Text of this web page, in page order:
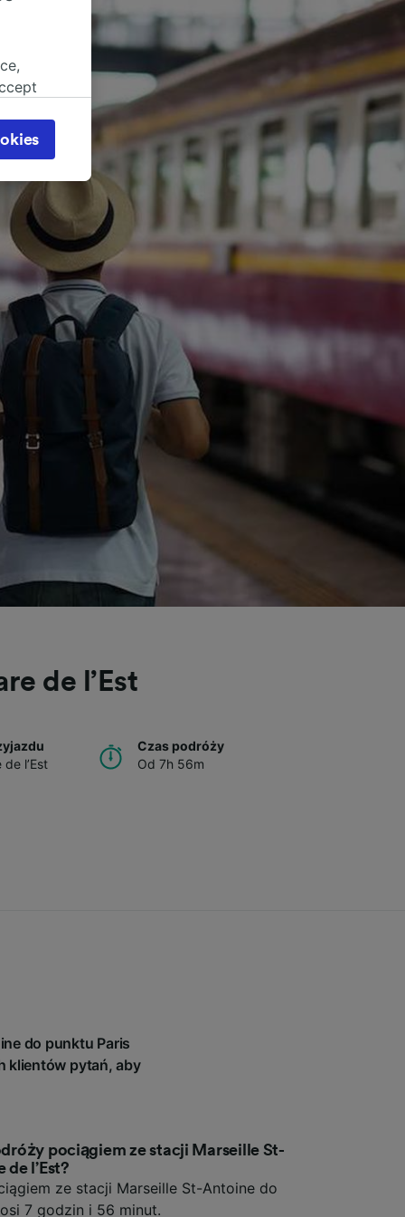
de l’Est
de l’Est
Czas podróży
Od 7h 56m
do punktu Paris
klientów pytań, aby
pociągiem ze stacji Marseille St-
l’Est?
ze stacji Marseille St-Antoine do
7 godzin i 56 minut.
page.